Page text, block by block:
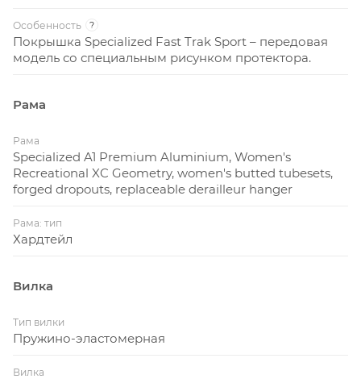
Особенность ?
Покрышка Specialized Fast Trak Sport – передовая
модель со специальным рисунком протектора.
Рама
Рама
Specialized A1 Premium Aluminium, Women's
Recreational XC Geometry, women's butted tubesets,
forged dropouts, replaceable derailleur hanger
Рама: тип
Хардтейл
Вилка
Тип вилки
Пружино-эластомерная
Вилка